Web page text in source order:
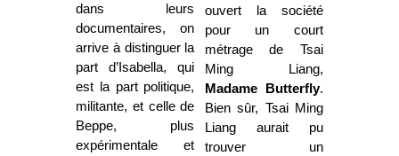
dans leurs
documentaires, on
arrive à distinguer la
part d’Isabella, qui
est la part politique,
militante, et celle de
Beppe, plus
expérimentale et
ouvert la société
pour un court
métrage de Tsai
Ming Liang,
Madame Butterfly.
Bien sûr, Tsai Ming
Liang aurait pu
trouver un